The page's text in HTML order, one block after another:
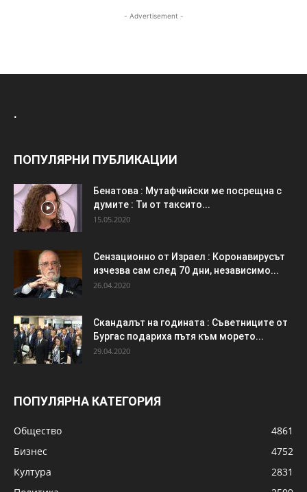
- Advertisement -
.
ПОПУЛЯРНИ ПУБЛИКАЦИИ
Бенатова : Мутафчийски ме посрещна с
думите : Ти от таксито...
15.05.2020
Сензационно от Израел : Коронавирусът
изчезва сам след 70 дни, независимо...
26.04.2020
Скандалът на годината : Съветниците от
Бургас подариха пътя към морето...
29.04.2020
ПОПУЛЯРНА КАТЕГОРИЯ
Общество
4861
Бизнес
4752
Култура
2831